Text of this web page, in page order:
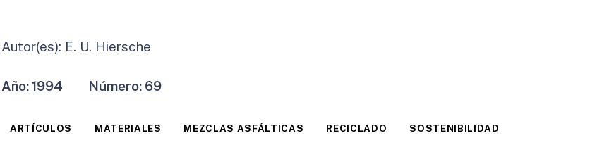
Autor(es): E. U. Hiersche
Año:1994 Número: 69
ARTÍCULOS MATERIALES MEZCLAS ASFÁLTICAS RECICLADO SOSTENIBILIDAD